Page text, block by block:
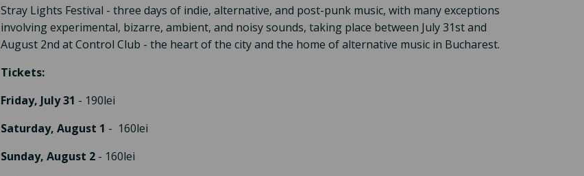
Stray Lights Festival - three days of indie, alternative, and post-punk music, with many exceptions
involving experimental, bizarre, ambient, and noisy sounds, taking place between July 31st and
August 2nd at Control Club - the heart of the city and the home of alternative music in Bucharest.
Tickets:
Friday, July 31 - 190lei
Saturday, August 1 - 160lei
Sunday, August 2 - 160lei